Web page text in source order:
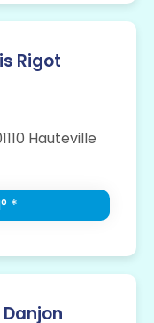
Rigot
Hauteville
*